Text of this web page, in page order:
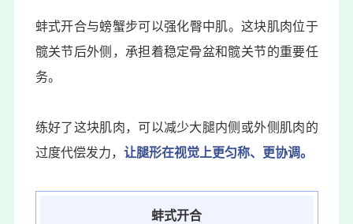
蚌式开合与螃蟹步可以强化臀中肌。这块肌肉位于
髋关节后外侧，承担着稳定骨盆和髋关节的重要任
务。
练好了这块肌肉，可以减少大腿内侧或外侧肌肉的
过度代偿发力， 让腿形在视觉上更匀称、更协调。
蚌式开合